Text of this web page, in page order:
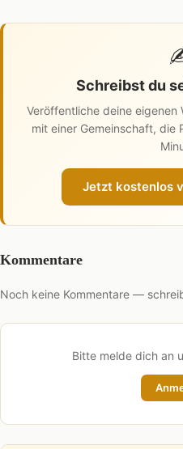
Schreibst du
Veröffentliche deine eigenen
mit einer Gemeinschaft,
Jetzt kostenlos
Kommentare
Noch keine Kommentare —
Bitte melde dich an